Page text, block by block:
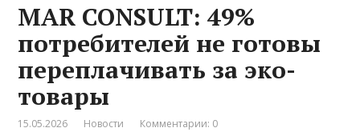
MAR CONSULT: 49%
потребителей не готовы
переплачивать за эко-
товары
15.05.2026 Новости Комментарии: 0